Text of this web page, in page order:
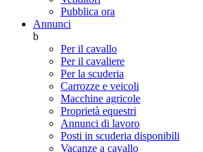
Pubblica ora
Annunci
b
Per il cavallo
Per il cavaliere
Per la scuderia
Carrozze e veicoli
Macchine agricole
Proprietà equestri
Annunci di lavoro
Posti in scuderia disponibili
Vacanze a cavallo